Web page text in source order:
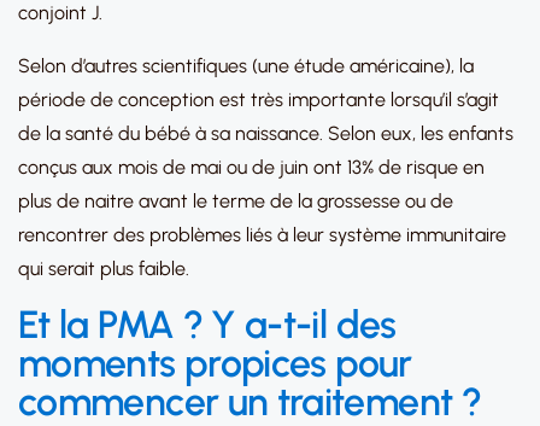
conjoint J.
Selon d’autres scientifiques (une étude américaine), la
période de conception est très importante lorsqu’il s’agit
de la santé du bébé à sa naissance. Selon eux, les enfants
conçus aux mois de mai ou de juin ont 13% de risque en
plus de naitre avant le terme de la grossesse ou de
rencontrer des problèmes liés à leur système immunitaire
qui serait plus faible.
Et la PMA ? Y a-t-il des
moments propices pour
commencer un traitement ?